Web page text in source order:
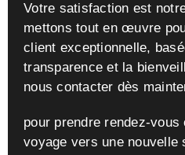
Votre satisfaction est
mettons tout en œuvre
client exceptionnelle,
transparence et la
nous contacter dès
pour prendre rendez-
voyage vers une nouvelle